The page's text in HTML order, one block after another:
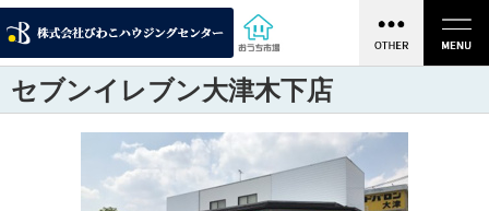
セブンイレブン大津木下店